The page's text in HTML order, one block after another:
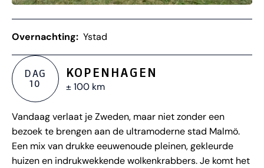
Overnachting: Ystad
DAG
10
KOPENHAGEN
± 100 km
Vandaag verlaat je Zweden, maar niet zonder een
bezoek te brengen aan de ultramoderne stad Malmö.
Een mix van drukke eeuwenoude pleinen, gekleurde
huizen en indrukwekkende wolkenkrabbers. Je komt het